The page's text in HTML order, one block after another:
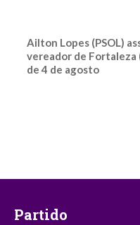
Ailton Lopes (PSOL)
vereador de Fortaleza
de 4 de agosto
Partido